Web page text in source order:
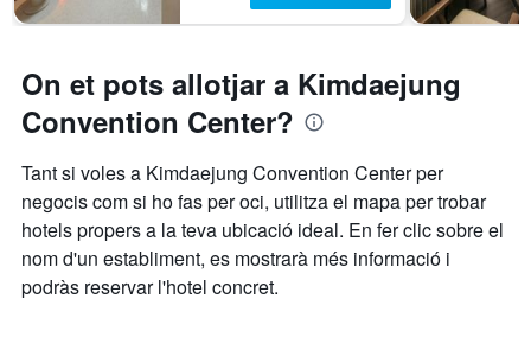
On et pots allotjar a Kimdaejung
Convention Center?
Tant si voles a Kimdaejung Convention Center per
negocis com si ho fas per oci, utilitza el mapa per trobar
hotels propers a la teva ubicació ideal. En fer clic sobre el
nom d'un establiment, es mostrarà més informació i
podràs reservar l'hotel concret.